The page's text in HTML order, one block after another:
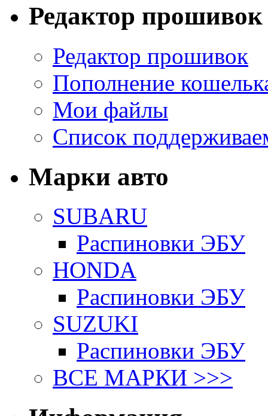
Редактор прошивок
Редактор прошивок
Пополнение
Мои файлы
Список
Марки авто
SUBARU
Распиновки ЭБУ
HONDA
Распиновки ЭБУ
SUZUKI
Распиновки ЭБУ
ВСЕ МАРКИ >>>